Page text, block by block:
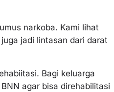
narkoba. Kami lihat
jadi lintasan dari darat
Bagi keluarga
agar bisa direhabilitasi